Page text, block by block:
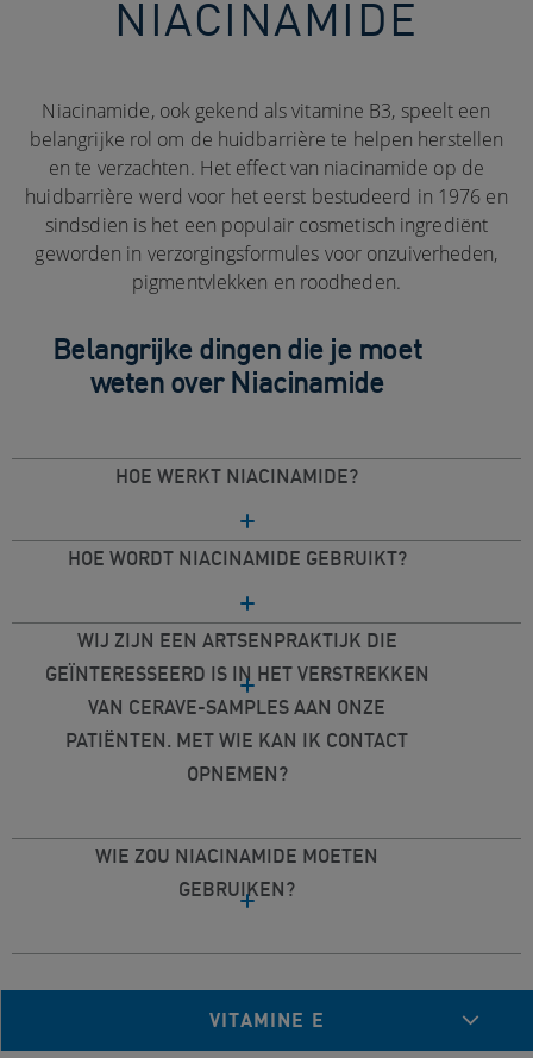
NIACINAMIDE
Niacinamide, ook gekend als vitamine B3, speelt een
belangrijke rol om de huidbarrière te helpen herstellen
en te verzachten. Het effect van niacinamide op de
huidbarrière werd voor het eerst bestudeerd in 1976 en
sindsdien is het een populair cosmetisch ingrediënt
geworden in verzorgingsformules voor onzuiverheden,
pigmentvlekken en roodheden.
Belangrijke dingen die je moet
weten over Niacinamide
HOE WERKT NIACINAMIDE?
HOE WORDT NIACINAMIDE GEBRUIKT?
WIJ ZIJN EEN ARTSENPRAKTIJK DIE
GEÏNTERESSEERD IS IN HET VERSTREKKEN
VAN CERAVE-SAMPLES AAN ONZE
PATIËNTEN. MET WIE KAN IK CONTACT
OPNEMEN?
WIE ZOU NIACINAMIDE MOETEN
GEBRUIKEN?
VITAMINE E